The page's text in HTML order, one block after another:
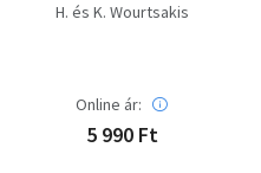
H. és K. Wourtsakis
Online ár:
5 990 Ft